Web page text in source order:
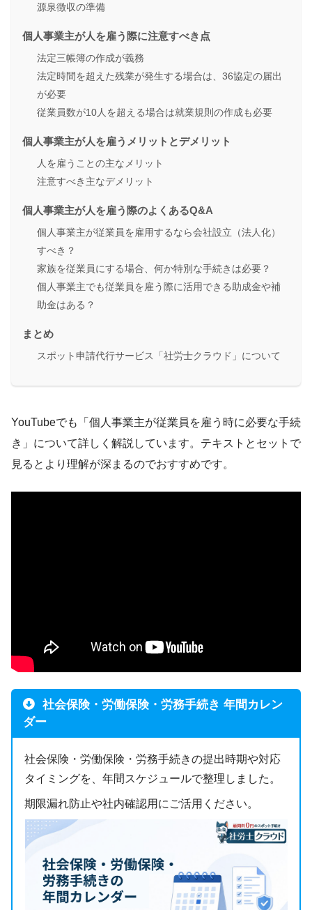
源泉徴収の準備
個人事業主が人を雇う際に注意すべき点
法定三帳簿の作成が義務
法定時間を超えた残業が発生する場合は、36協定の届出
が必要
従業員数が10人を超える場合は就業規則の作成も必要
個人事業主が人を雇うメリットとデメリット
人を雇うことの主なメリット
注意すべき主なデメリット
個人事業主が人を雇う際のよくあるQ&A
個人事業主が従業員を雇用するなら会社設立（法人化）
すべき？
家族を従業員にする場合、何か特別な手続きは必要？
個人事業主でも従業員を雇う際に活用できる助成金や補
助金はある？
まとめ
スポット申請代行サービス「社労士クラウド」について
YouTubeでも「個人事業主が従業員を雇う時に必要な手続
き」について詳しく解説しています。テキストとセットで
見るとより理解が深まるのでおすすめです。
社会保険・労働保険・労務手続き 年間カレン
ダー
社会保険・労働保険・労務手続きの提出時期や対応
タイミングを、年間スケジュールで整理しました。
期限漏れ防止や社内確認用にご活用ください。